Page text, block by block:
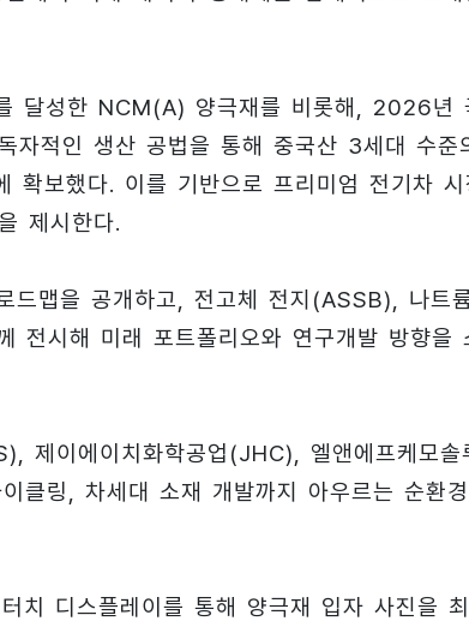
달성한 NCM(A) 양극재를 비롯해, 2026년
자적인 생산 공법을 통해 중국산 3세대 수준
확보했다. 이를 기반으로 프리미엄 전기차
제시한다.
맵을 공개하고, 전고체 전지(ASSB), 나트
전시해 미래 포트폴리오와 연구개발 방향을
제이에이치화학공업(JHC), 엘앤에프케모솔
클링, 차세대 소재 개발까지 아우르는 순환
치 디스플레이를 통해 양극재 입자 사진을